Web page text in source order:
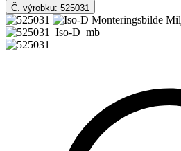
Č. výrobku: 525031